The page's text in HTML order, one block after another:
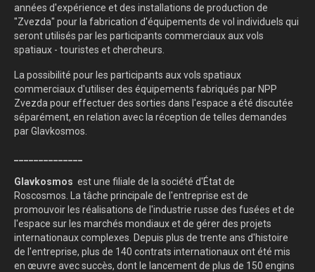
années d'expérience et des installations de production de
"Zvezda" pour la fabrication d'équipements de vol individuels qui
seront utilisés par les participants commerciaux aux vols
spatiaux - touristes et chercheurs.
La possibilité pour les participants aux vols spatiaux
commerciaux d'utiliser des équipements fabriqués par NPP
Zvezda pour effectuer des sorties dans l'espace a été discutée
séparément, en relation avec la réception de telles demandes
par Glavkosmos.
Glavkosmos est une filiale de la société d'État de
Roscosmos. La tâche principale de l'entreprise est de
promouvoir les réalisations de l'industrie russe des fusées et de
l'espace sur les marchés mondiaux et de gérer des projets
internationaux complexes. Depuis plus de trente ans d'histoire
de l'entreprise, plus de 140 contrats internationaux ont été mis
en œuvre avec succès, dont le lancement de plus de 150 engins